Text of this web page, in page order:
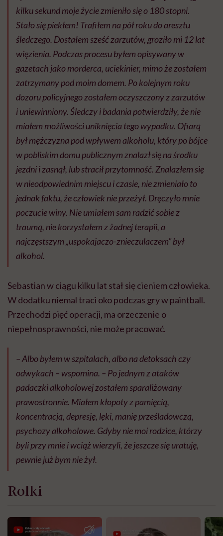
kilku sekund moje życie zmieniło się o 180 stopni.
Stało się piekłem! Trafiłem na pół roku do aresztu
śledczego. Dostałem sześć zarzutów, groziło mi 12 lat
więzienia. Podczas procesu byłem opisywany w
gazetach jako morderca, uciekinier, mimo że zostałem
zatrzymany pod moim domem. Po kolejnym roku
dozoru policyjnego zostałem oczyszczony z zarzutów
i uniewinniony. Śledczy i badania potwierdziły, że nie
miałem możliwości uniknięcia tego wypadku. Ofiarą
był mężczyzna pod wpływem alkoholu, który po bójce
w pobliskim domu publicznym znalazł się na środku
jezdni i zasnął, lub stracił przytomność. Znalazłem się
w nieodpowiednim miejscu i czasie, nie zmieniało to
jednak faktu, że człowiek nie przeżył. Dręczyło mnie
poczucie winy. Nie umiałem sam radzić sobie z
traumą, nie korzystałem z żadnej terapii, a
najczęstszym „uspokajaczo-znieczulaczem” był
alkohol.
Sebastian w ciągu kilku lat stał się cieniem człowieka.
W dodatku niemal traci oko podczas gry w paintball.
Przechodzi pięć operacji, ma orzeczenie o
niepełnosprawności, nie może pracować.
– Albo byłem w szpitalach, albo na detoksach czy
odwykach – wspomina. – Po jednym z ataków
padaczki alkoholowej zostałem sparaliżowany
prawostronnie. Miałem kłopoty z pamięcią,
koncentracją, depresję, lęki, manię prześladowczą,
psychozy alkoholowe. Gdyby nie moi rodzice, którzy
byli przy mnie i wciąż wierzyli, że jeszcze się uratuję,
pewnie już bym nie żył.
Rolki